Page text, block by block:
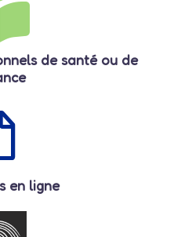
de santé ou de
en ligne